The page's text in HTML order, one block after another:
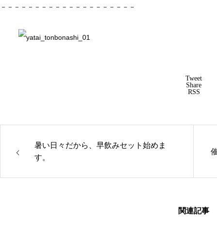
－－－－－－－－－－－－－－－－－－－－
Tweet
Share
RSS
暑い日々だから、早飲みセット始めま
す。
関連記事